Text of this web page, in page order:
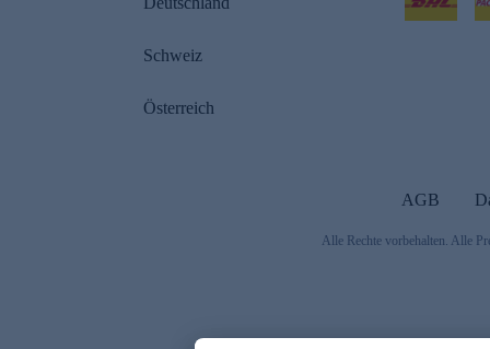
Schweiz
Österreich
AGB
Alle Rechte vorbehalten. Alle